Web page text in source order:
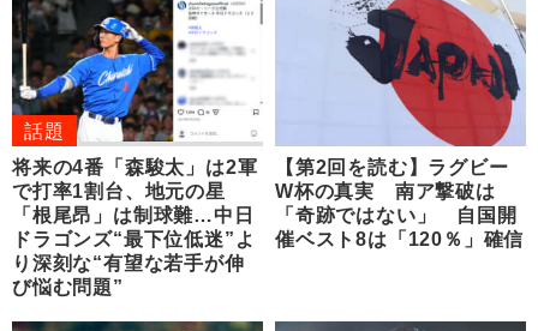
話題
将来の4番「森駿太」は2軍
で打率1割台、地元の星
「根尾昂」は制球難…中日
ドラゴンズ“最下位低迷”よ
り深刻な“有望な若手が伸
び悩む問題”
【第2回を読む】ラグビー
W杯の真実 南ア撃破は
「奇跡ではない」 自国開
催ベスト8は「120％」確信